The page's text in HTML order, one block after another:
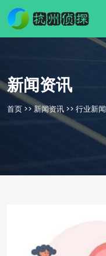
新闻资讯
首页 >>新闻资讯 >> 行业新闻